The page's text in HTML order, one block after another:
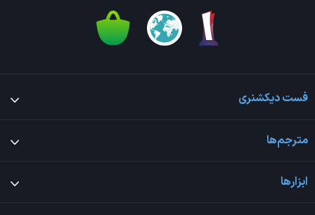
فست دیکشنری
مترجم‌ها
ابزارها